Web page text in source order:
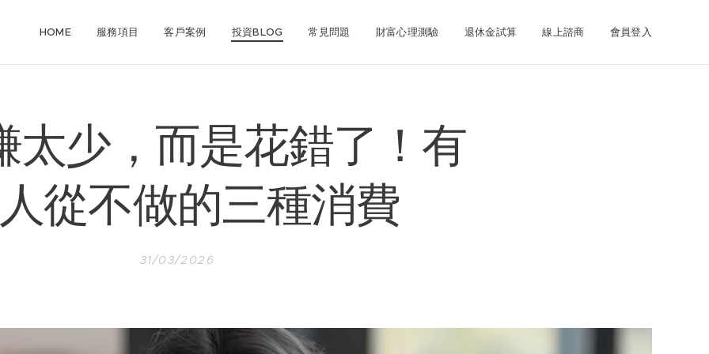
HOME 服務項目 客戶案例 投資BLOG 常見問題 財富心理測驗 退休金試算 線上諮商 會員登入
太少，而是花錯了！有
從不做的三種消費
31/03/2026